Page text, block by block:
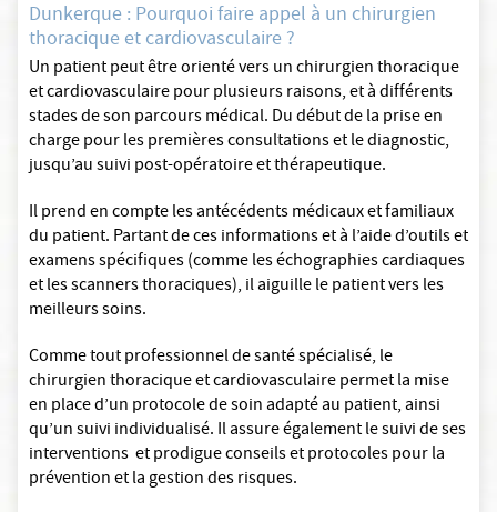
Dunkerque : Pourquoi faire appel à un chirurgien
thoracique et cardiovasculaire ?
Un patient peut être orienté vers un chirurgien thoracique
et cardiovasculaire pour plusieurs raisons, et à différents
stades de son parcours médical. Du début de la prise en
charge pour les premières consultations et le diagnostic,
jusqu’au suivi post-opératoire et thérapeutique.
Il prend en compte les antécédents médicaux et familiaux
du patient. Partant de ces informations et à l’aide d’outils et
examens spécifiques (comme les échographies cardiaques
et les scanners thoraciques), il aiguille le patient vers les
meilleurs soins.
Comme tout professionnel de santé spécialisé, le
chirurgien thoracique et cardiovasculaire permet la mise
en place d’un protocole de soin adapté au patient, ainsi
qu’un suivi individualisé. Il assure également le suivi de ses
interventions et prodigue conseils et protocoles pour la
prévention et la gestion des risques.